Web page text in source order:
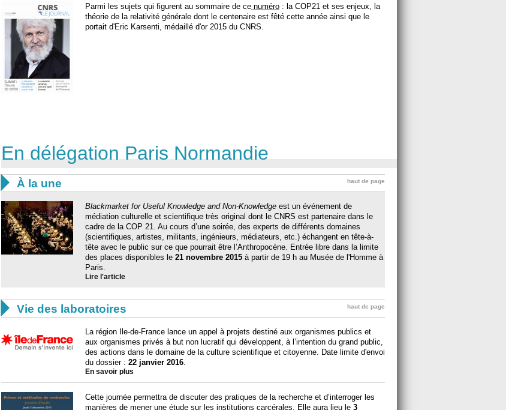
Parmi les sujets qui figurent au sommaire de ce numéro : la COP21 et ses enjeux, la
théorie de la relativité générale dont le centenaire est fêté cette année ainsi que le
portait d'Eric Karsenti, médaillé d'or 2015 du CNRS.
En délégation Paris Normandie
 À la une haut de page
Blackmarket for Useful Knowledge and Non-Knowledge est un événement de
médiation culturelle et scientifique très original dont le CNRS est partenaire dans le
cadre de la COP 21. Au cours d’une soirée, des experts de différents domaines
(scientifiques, artistes, militants, ingénieurs, médiateurs, etc.) échangent en tête-à-
tête avec le public sur ce que pourrait être l’Anthropocène. Entrée libre dans la limite
des places disponibles le 21 novembre 2015 à partir de 19 h au Musée de l'Homme à
Paris.
Lire l'article
 Vie des laboratoires haut de page
La région Ile-de-France lance un appel à projets destiné aux organismes publics et
aux organismes privés à but non lucratif qui développent, à l’intention du grand public,
des actions dans le domaine de la culture scientifique et citoyenne. Date limite d'envoi
du dossier : 22 janvier 2016.
En savoir plus
Cette journée permettra de discuter des pratiques de la recherche et d’interroger les
manières de mener une étude sur les institutions carcérales. Elle aura lieu le 3